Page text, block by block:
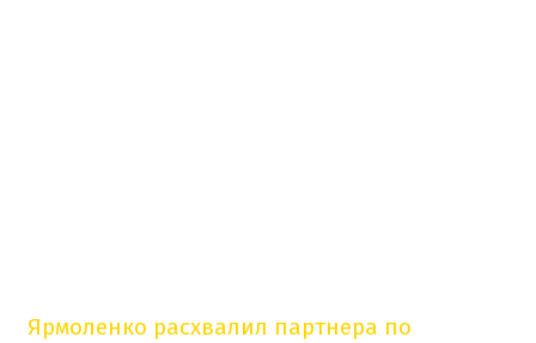
Ярмоленко расхвалил партнера по